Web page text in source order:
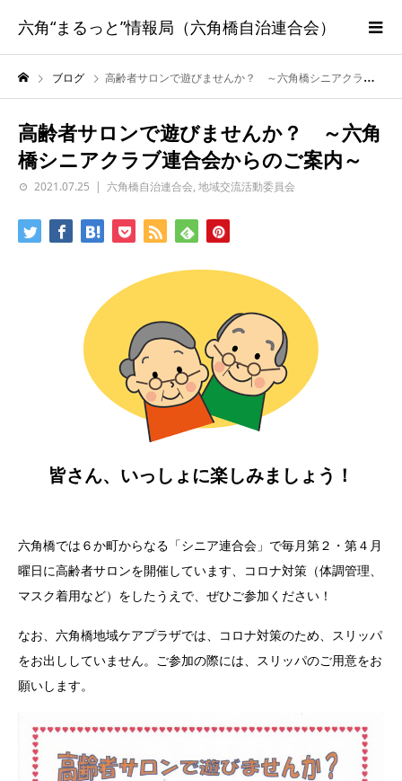
六角“まるっと”情報局（六角橋自治連合会）
ブログ 高齢者サロンで遊びませんか？ ～六角橋シニアクラブ連合会からのご案内～
高齢者サロンで遊びませんか？ ～六角
橋シニアクラブ連合会からのご案内～
2021.07.25 六角橋自治連合会, 地域交流活動委員会
皆さん、いっしょに楽しみましょう！
六角橋では６か町からなる「シニア連合会」で毎月第２・第４月
曜日に高齢者サロンを開催しています、コロナ対策（体調管理、
マスク着用など）をしたうえで、ぜひご参加ください！
なお、六角橋地域ケアプラザでは、コロナ対策のため、スリッパ
をお出ししていません。ご参加の際には、スリッパのご用意をお
願いします。